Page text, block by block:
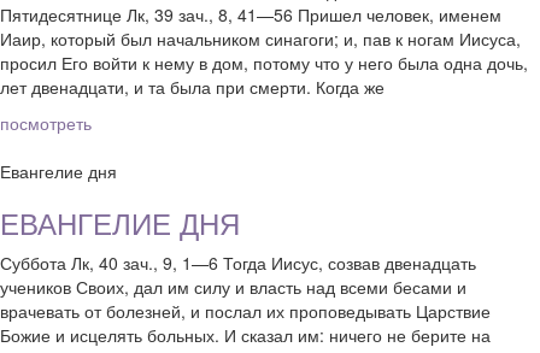
Пятидесятнице Лк, 39 зач., 8, 41—56 Пришел человек, именем
Иаир, который был начальником синагоги; и, пав к ногам Иисуса,
просил Его войти к нему в дом, потому что у него была одна дочь,
лет двенадцати, и та была при смерти. Когда же
посмотреть
Евангелие дня
ЕВАНГЕЛИЕ ДНЯ
Суббота Лк, 40 зач., 9, 1—6 Тогда Иисус, созвав двенадцать
учеников Своих, дал им силу и власть над всеми бесами и
врачевать от болезней, и послал их проповедывать Царствие
Божие и исцелять больных. И сказал им: ничего не берите на